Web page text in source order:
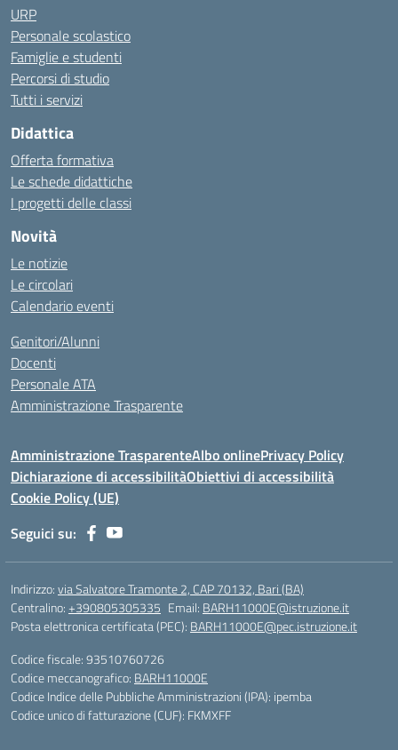
URP
Personale scolastico
Famiglie e studenti
Percorsi di studio
Tutti i servizi
Didattica
Offerta formativa
Le schede didattiche
I progetti delle classi
Novità
Le notizie
Le circolari
Calendario eventi
Genitori/Alunni
Docenti
Personale ATA
Amministrazione Trasparente
Amministrazione TrasparenteAlbo onlinePrivacy Policy
Dichiarazione di accessibilitàObiettivi di accessibilità
Cookie Policy (UE)
Seguici su:
Indirizzo:via Salvatore Tramonte 2, CAP 70132, Bari (BA)
Centralino:+390805305335 Email: BARH11000E@istruzione.it
Posta elettronica certificata (PEC): BARH11000E@pec.istruzione.it
Codice fiscale: 93510760726
Codice meccanografico: BARH11000E
Codice Indice delle Pubbliche Amministrazioni (IPA): ipemba
Codice unico di fatturazione (CUF): FKMXFF